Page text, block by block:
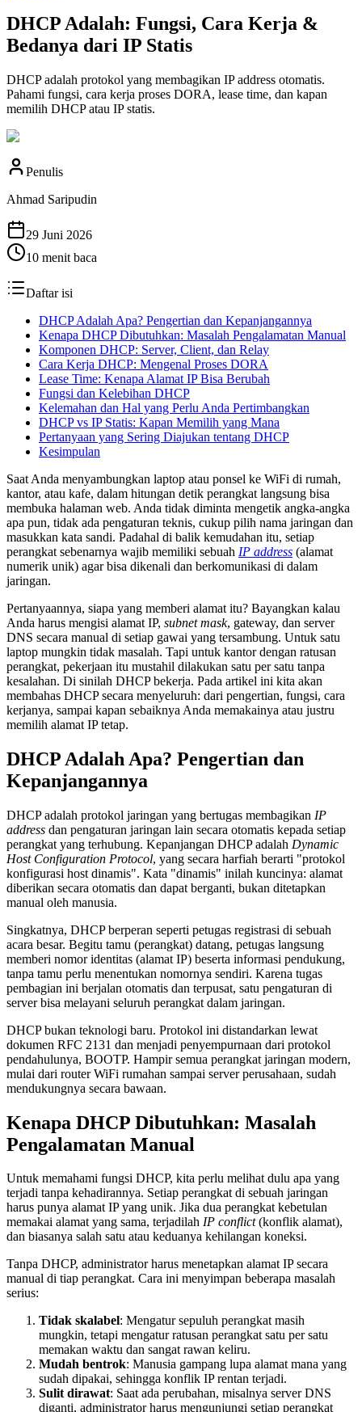
DHCP Adalah: Fungsi, Cara Kerja &
Bedanya dari IP Statis
DHCP adalah protokol yang membagikan IP address otomatis.
Pahami fungsi, cara kerja proses DORA, lease time, dan kapan
memilih DHCP atau IP statis.
Penulis
Ahmad Saripudin
29 Juni 2026
10 menit baca
Daftar isi
DHCP Adalah Apa? Pengertian dan Kepanjangannya
Kenapa DHCP Dibutuhkan: Masalah Pengalamatan Manual
Komponen DHCP: Server, Client, dan Relay
Cara Kerja DHCP: Mengenal Proses DORA
Lease Time: Kenapa Alamat IP Bisa Berubah
Fungsi dan Kelebihan DHCP
Kelemahan dan Hal yang Perlu Anda Pertimbangkan
DHCP vs IP Statis: Kapan Memilih yang Mana
Pertanyaan yang Sering Diajukan tentang DHCP
Kesimpulan
Saat Anda menyambungkan laptop atau ponsel ke WiFi di rumah,
kantor, atau kafe, dalam hitungan detik perangkat langsung bisa
membuka halaman web. Anda tidak diminta mengetik angka-angka
apa pun, tidak ada pengaturan teknis, cukup pilih nama jaringan dan
masukkan kata sandi. Padahal di balik kemudahan itu, setiap
perangkat sebenarnya wajib memiliki sebuah IP address (alamat
numerik unik) agar bisa dikenali dan berkomunikasi di dalam
jaringan.
Pertanyaannya, siapa yang memberi alamat itu? Bayangkan kalau
Anda harus mengisi alamat IP, subnet mask, gateway, dan server
DNS secara manual di setiap gawai yang tersambung. Untuk satu
laptop mungkin tidak masalah. Tapi untuk kantor dengan ratusan
perangkat, pekerjaan itu mustahil dilakukan satu per satu tanpa
kesalahan. Di sinilah DHCP bekerja. Pada artikel ini kita akan
membahas DHCP secara menyeluruh: dari pengertian, fungsi, cara
kerjanya, sampai kapan sebaiknya Anda memakainya atau justru
memilih alamat IP tetap.
DHCP Adalah Apa? Pengertian dan
Kepanjangannya
DHCP adalah protokol jaringan yang bertugas membagikan IP
address dan pengaturan jaringan lain secara otomatis kepada setiap
perangkat yang terhubung. Kepanjangan DHCP adalah Dynamic
Host Configuration Protocol, yang secara harfiah berarti "protokol
konfigurasi host dinamis". Kata "dinamis" inilah kuncinya: alamat
diberikan secara otomatis dan dapat berganti, bukan ditetapkan
manual oleh manusia.
Singkatnya, DHCP berperan seperti petugas registrasi di sebuah
acara besar. Begitu tamu (perangkat) datang, petugas langsung
memberi nomor identitas (alamat IP) beserta informasi pendukung,
tanpa tamu perlu menentukan nomornya sendiri. Karena tugas
pembagian ini berjalan otomatis dan terpusat, satu pengaturan di
server bisa melayani seluruh perangkat dalam jaringan.
DHCP bukan teknologi baru. Protokol ini distandarkan lewat
dokumen RFC 2131 dan menjadi penyempurnaan dari protokol
pendahulunya, BOOTP. Hampir semua perangkat jaringan modern,
mulai dari router WiFi rumahan sampai server perusahaan, sudah
mendukungnya secara bawaan.
Kenapa DHCP Dibutuhkan: Masalah
Pengalamatan Manual
Untuk memahami fungsi DHCP, kita perlu melihat dulu apa yang
terjadi tanpa kehadirannya. Setiap perangkat di sebuah jaringan
harus punya alamat IP yang unik. Jika dua perangkat kebetulan
memakai alamat yang sama, terjadilah IP conflict(konflik alamat),
dan biasanya salah satu atau keduanya kehilangan koneksi.
Tanpa DHCP, administrator harus menetapkan alamat IP secara
manual di tiap perangkat. Cara ini menyimpan beberapa masalah
serius:
Tidak skalabel: Mengatur sepuluh perangkat masih
mungkin, tetapi mengatur ratusan perangkat satu per satu
memakan waktu dan sangat rawan keliru.
Mudah bentrok: Manusia gampang lupa alamat mana yang
sudah dipakai, sehingga konflik IP rentan terjadi.
Sulit dirawat: Saat ada perubahan, misalnya server DNS
diganti, administrator harus mengunjungi setiap perangkat